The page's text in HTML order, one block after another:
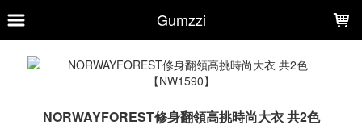
Gumzzi
NORWAYFOREST修身翻領高挑時尚大衣 共2色